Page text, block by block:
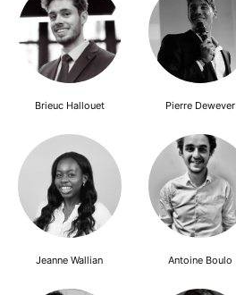
Brieuc Hallouet Pierre Dewever
Jeanne Wallian Antoine Boulo